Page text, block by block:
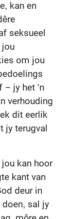
kan en
seksueel
jou
om jou
– jy het 'n
verhouding
dit eerlik
jy terugval
kan hoor
kant van
deur in
sal jy